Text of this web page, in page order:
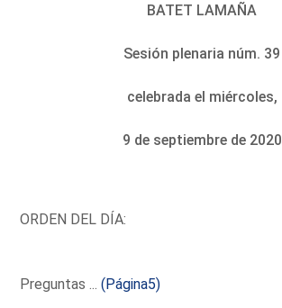
BATET LAMAÑA
Sesión plenaria núm. 39
celebrada el miércoles,
9 de septiembre de 2020
ORDEN DEL DÍA:
Preguntas ...(Página5)